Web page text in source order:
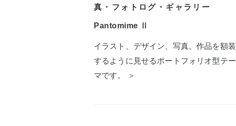
真・フォトログ・ギャラリー
Pantomime Ⅱ
イラスト、デザイン、写真。作品を額装
するように見せるポートフォリオ型テー
マです。 ＞